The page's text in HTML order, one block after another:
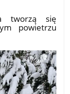
tworzą się
powietrzu